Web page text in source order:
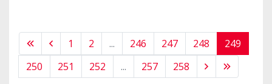
1 2 ... 246 247 248
249
250
251 252 ... 257 258